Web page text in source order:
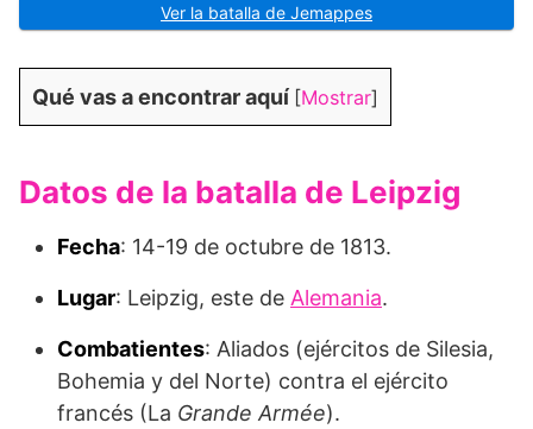
Ver la batalla de Jemappes
Qué vas a encontrar aquí [Mostrar]
Datos de la batalla de Leipzig
Fecha: 14-19 de octubre de 1813.
Lugar: Leipzig, este de Alemania.
Combatientes: Aliados (ejércitos de Silesia,
Bohemia y del Norte) contra el ejército
francés (La Grande Armée).